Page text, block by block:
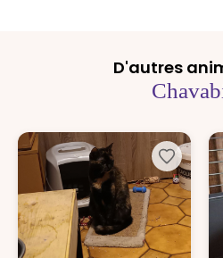
D'autres